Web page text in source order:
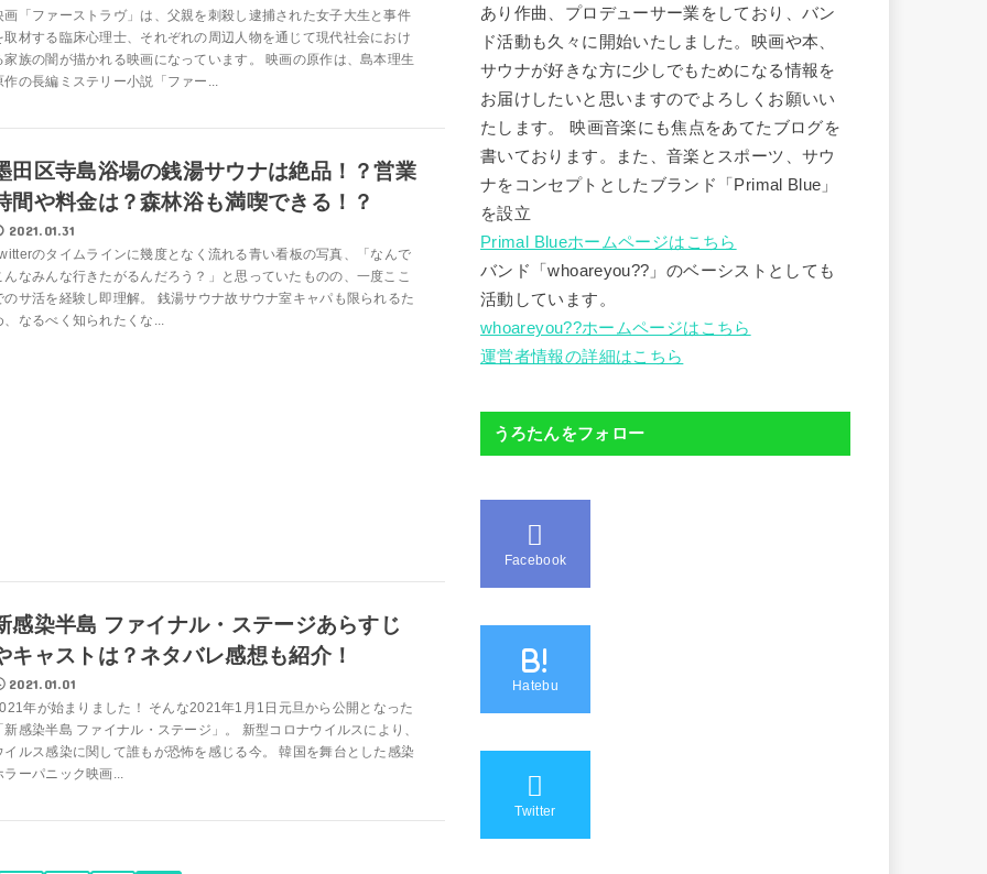
画「ファーストラヴ」は、父親を刺殺し逮捕された女子大生と事件
取材する臨床心理士、それぞれの周辺人物を通じて現代社会におけ
家族の闇が描かれる映画になっています。 映画の原作は、島本理生
作の長編ミステリー小説「ファー...
田区寺島浴場の銭湯サウナは絶品！？営業
間や料金は？森林浴も満喫できる！？
2021.01.31
のタイムラインに幾度となく流れる青い看板の写真、「なんで
んなみんな行きたがるんだろう？」と思っていたものの、一度ここ
のサ活を経験し即理解。 銭湯サウナ故サウナ室キャパも限られるた
、なるべく知られたくな...
感染半島 ファイナル・ステージあらすじ
キャストは？ネタバレ感想も紹介！
2021.01.01
年が始まりました！ そんな2021年1月1日元旦から公開となった
新感染半島 ファイナル・ステージ」。 新型コロナウイルスにより、
イルス感染に関して誰もが恐怖を感じる今。 韓国を舞台とした感染
ラーパニック映画...
あり作曲、プロデューサー業をしており、バン
ド活動も久々に開始いたしました。映画や本、
サウナが好きな方に少しでもためになる情報を
お届けしたいと思いますのでよろしくお願いい
たします。 映画音楽にも焦点をあてたブログを
書いております。また、音楽とスポーツ、サウ
ナをコンセプトとしたブランド「Primal Blue」
を設立
Primal Blueホームページはこちら
バンド「whoareyou??」のベーシストとしても
活動しています。
whoareyou??ホームページはこちら
運営者情報の詳細はこちら
うろたんをフォロー
Facebook
B!
Hatebu
Twitter